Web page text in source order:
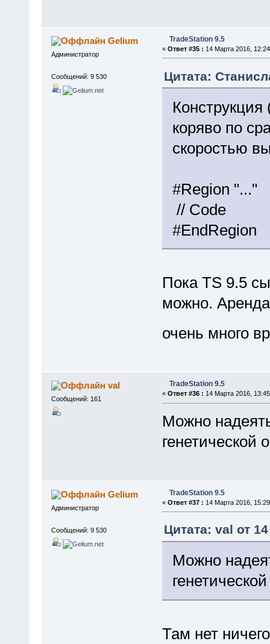
Gelium
Администратор
Сообщений: 9 530
TradeStation 9.5
« Ответ #35 : 14 Марта 2016,
Цитата:
коряво по
скоростью
#Region "..."
// Code
#EndRegion
Пока TS 9.5
можно.
очень много
val
Сообщений: 161
TradeStation 9.5
« Ответ #36 : 14 Марта 2016,
Можно
генетической
Gelium
Администратор
Сообщений: 9 530
TradeStation 9.5
« Ответ #37 : 14 Марта 2016,
Цитата: val от
Можно
Там нет